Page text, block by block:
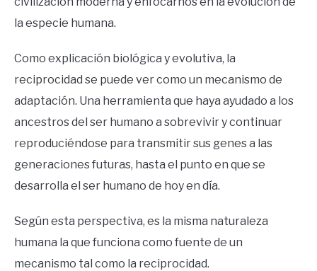
la especie humana.
Como explicación biológica y evolutiva, la
reciprocidad se puede ver como un mecanismo de
adaptación. Una herramienta que haya ayudado a los
ancestros del ser humano a sobrevivir y continuar
reproduciéndose para transmitir sus genes a las
generaciones futuras, hasta el punto en que se
desarrolla el ser humano de hoy en día.
Según esta perspectiva, es la misma naturaleza
humana la que funciona como fuente de un
mecanismo tal como la reciprocidad.